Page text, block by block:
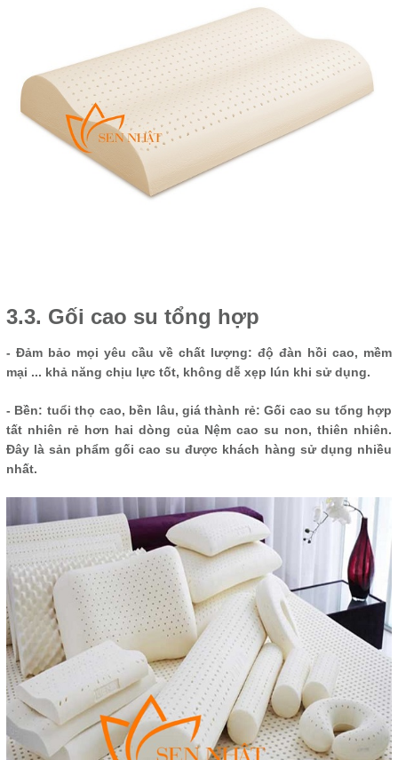
3.3. Gối cao su tổng hợp
- Đảm bảo mọi yêu cầu về chất lượng: độ đàn hồi cao, mềm
mại ... khả năng chịu lực tốt, không dễ xẹp lún khi sử dụng.
- Bền: tuổi thọ cao, bền lâu, giá thành rẻ: Gối cao su tổng hợp
tất nhiên rẻ hơn hai dòng của Nệm cao su non, thiên nhiên.
Đây là sản phẩm gối cao su được khách hàng sử dụng nhiều
nhất.